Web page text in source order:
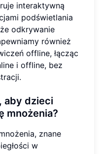
interaktywną
podświetlania
odkrywanie
również
offline, łącząc
i offline, bez
aby dzieci
mnożenia?
znane
w